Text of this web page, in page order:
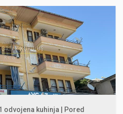
odvojena kuhinja | Pored